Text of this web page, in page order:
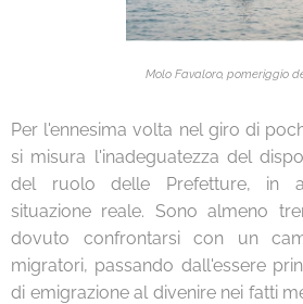
Molo Favaloro, pomeriggio
Per l'ennesima volta nel giro di
si misura l'inadeguatezza del
del ruolo delle Prefetture, in
situazione reale. Sono almeno
dovuto confrontarsi con un
migratori, passando dall'essere
di emigrazione al divenire nei fatti